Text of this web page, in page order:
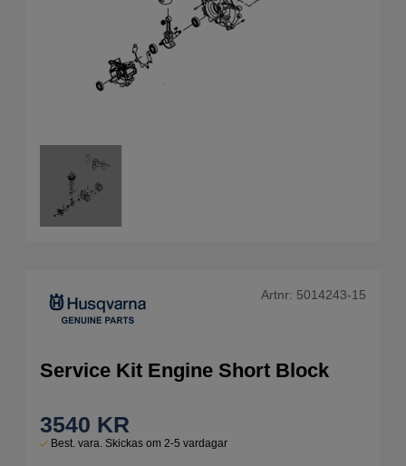
Artnr: 5014243-15
Service Kit Engine Short Block
3540 KR
Best. vara. Skickas om 2-5 vardagar